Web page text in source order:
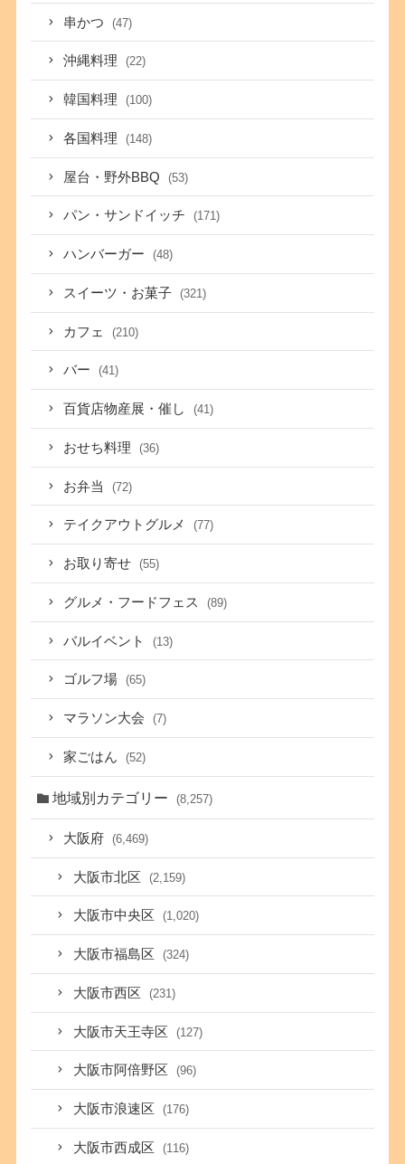
串かつ (47)
沖縄料理 (22)
韓国料理 (100)
各国料理 (148)
屋台・野外BBQ (53)
パン・サンドイッチ (171)
ハンバーガー (48)
スイーツ・お菓子 (321)
カフェ (210)
バー (41)
百貨店物産展・催し (41)
おせち料理 (36)
お弁当 (72)
テイクアウトグルメ (77)
お取り寄せ (55)
グルメ・フードフェス (89)
バルイベント (13)
ゴルフ場 (65)
マラソン大会 (7)
家ごはん (52)
地域別カテゴリー (8,257)
大阪府 (6,469)
大阪市北区 (2,159)
大阪市中央区 (1,020)
大阪市福島区 (324)
大阪市西区 (231)
大阪市天王寺区 (127)
大阪市阿倍野区 (96)
大阪市浪速区 (176)
大阪市西成区 (116)